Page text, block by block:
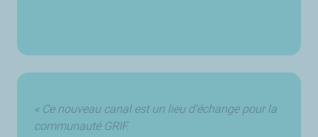
« Ce nouveau canal est un lieu d’échange pour la
communauté GRIF.